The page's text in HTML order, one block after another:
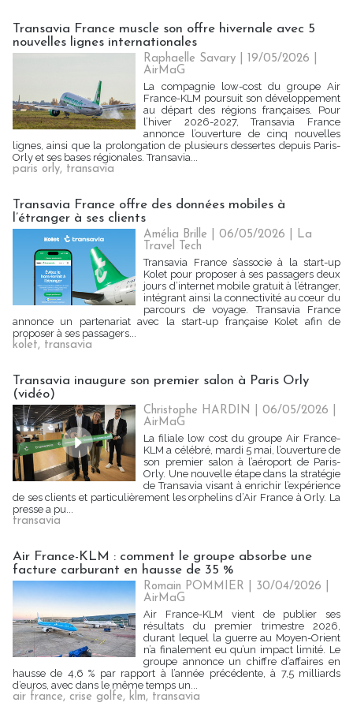
Transavia France muscle son offre hivernale avec 5
nouvelles lignes internationales
Raphaelle Savary | 19/05/2026
AirMaG
La compagnie low-cost du groupe Air
France-KLM poursuit son développement
au départ des régions françaises. Pour
l’hiver 2026-2027, Transavia France
annonce l’ouverture de cinq nouvelles
lignes, ainsi que la prolongation de plusieurs dessertes depuis Paris-
Orly et ses bases régionales. Transavia...
paris orly, transavia
Transavia France offre des données mobiles à
l’étranger à ses clients
Amélia Brille | 06/05/2026
La
Travel Tech
Transavia France s’associe à la start-up
Kolet pour proposer à ses passagers deux
jours d’internet mobile gratuit à l’étranger,
intégrant ainsi la connectivité au cœur du
parcours de voyage. Transavia France
annonce un partenariat avec la start-up française Kolet afin de
proposer à ses passagers...
kolet, transavia
Transavia inaugure son premier salon à Paris Orly
(vidéo)
Christophe HARDIN | 06/05/2026
AirMaG
La filiale low cost du groupe Air France-
KLM a célébré, mardi 5 mai, l’ouverture de
son premier salon à l’aéroport de Paris-
Orly. Une nouvelle étape dans la stratégie
de Transavia visant à enrichir l’expérience
de ses clients et particulièrement les orphelins d’Air France à Orly. La
presse a pu...
transavia
Air France-KLM : comment le groupe absorbe une
facture carburant en hausse de 35 %
Romain POMMIER | 30/04/2026
AirMaG
Air France-KLM vient de publier ses
résultats du premier trimestre 2026,
durant lequel la guerre au Moyen-Orient
n’a finalement eu qu’un impact limité. Le
groupe annonce un chiffre d’affaires en
hausse de 4,6 % par rapport à l’année précédente, à 7,5 milliards
d’euros, avec dans le même temps un...
air france, crise golfe, klm, transavia